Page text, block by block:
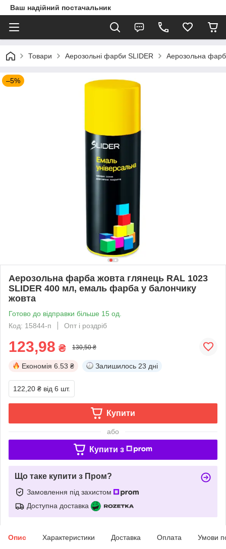
Ваш надійний постачальник
Товари Аерозольні фарби SLIDER Аерозольна
–5%
Аерозольна фарба жовта глянець RAL 1023
SLIDER 400 мл, емаль фарба у балончику
жовта
Готово до відправки більше 15 од.
Код: 15844-п
Опт і роздріб
123,98 ₴ 130,50 ₴
Економія 6.53 ₴ Залишилось 23 дні
122,20 ₴ від 6 шт.
Купити
або
Купити з
Що таке купити з Пром?
Замовлення під захистом
Доступна доставка
Опис Характеристики Доставка Оплата Умови